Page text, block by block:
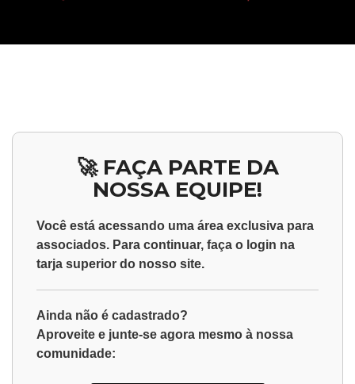
🚀 FAÇA PARTE DA
NOSSA EQUIPE!
Você está acessando uma área exclusiva para
associados. Para continuar, faça o login na
tarja superior do nosso site.
Ainda não é cadastrado?
Aproveite e junte-se agora mesmo à nossa
comunidade: